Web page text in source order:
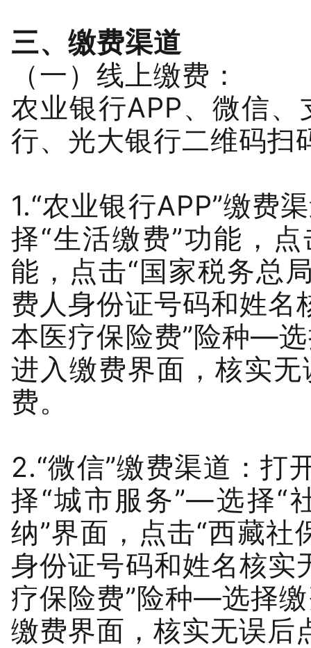
三、缴费渠道
（一）线上缴费：
农业银行APP、微信
行、光大银行二维码扫
1.“农业银行APP”缴费
择“生活缴费”功能，
能，点击“国家税务总
费人身份证号码和姓名
本医疗保险费”险种—
进入缴费界面，核实
费。
2.“微信”缴费渠道：打
择“城市服务”—选择“
纳”界面，点击“西藏社
身份证号码和姓名核实
疗保险费”险种—选择
缴费界面，核实无误后